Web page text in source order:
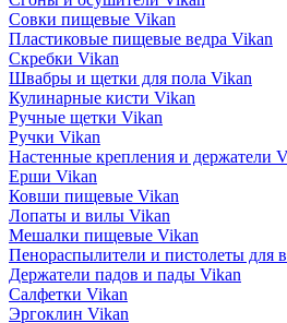
Совки пищевые Vikan
Пластиковые пищевые ведра Vikan
Скребки Vikan
Швабры и щетки для пола Vikan
Кулинарные кисти Vikan
Ручные щетки Vikan
Ручки Vikan
Настенные крепления и держатели
Ерши Vikan
Ковши пищевые Vikan
Лопаты и вилы Vikan
Мешалки пищевые Vikan
Пенораспылители и пистолеты для
Держатели падов и пады Vikan
Салфетки Vikan
Эргоклин Vikan